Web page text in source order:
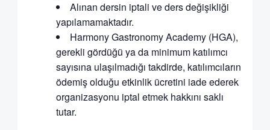
Alınan dersin iptali ve ders değişikliği
yapılamamaktadır.
Harmony Gastronomy Academy (HGA),
gerekli gördüğü ya da minimum katılımcı
sayısına ulaşılmadığı takdirde, katılımcıların
ödemiş olduğu etkinlik ücretini iade ederek
organizasyonu iptal etmek hakkını saklı
tutar.